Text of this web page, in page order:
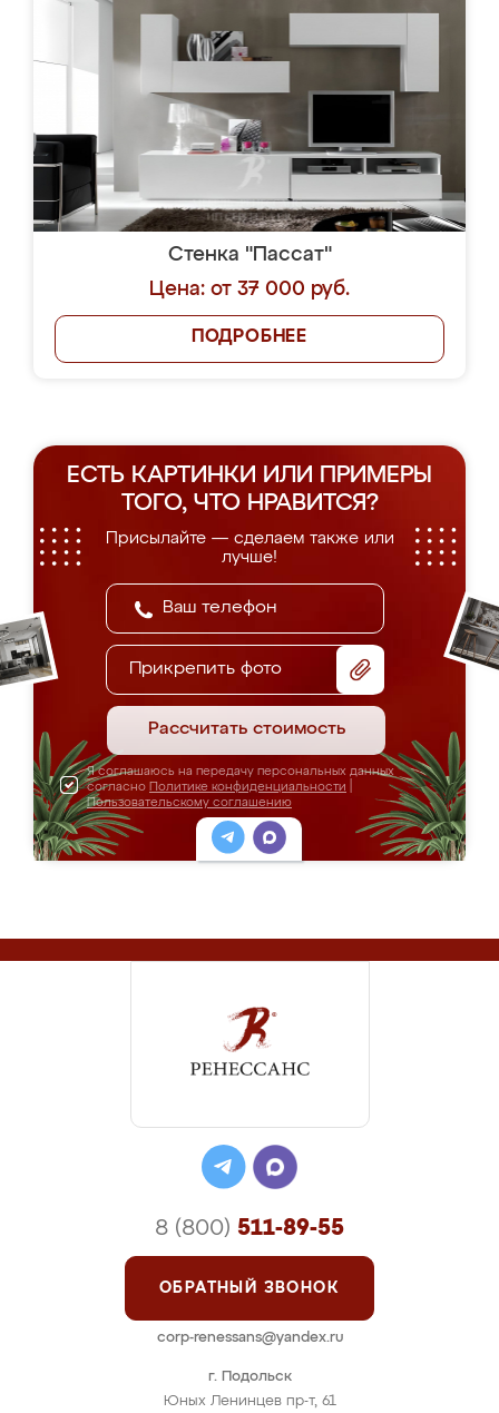
Стенка "Пассат"
Цена: от 37 000 руб.
ПОДРОБНЕЕ
ЕСТЬ КАРТИНКИ ИЛИ ПРИМЕРЫ
ТОГО, ЧТО НРАВИТСЯ?
Присылайте — сделаем также или
лучше!
Прикрепить фото
Рассчитать стоимость
Я соглашаюсь на передачу персональных данных
согласно Политике конфиденциальности
Пользовательскому соглашению
г. Подольск
Юных Ленинцев пр-т, 61
8 (800) 511-89-55
ОБРАТНЫЙ ЗВОНОК
corp-renessans@yandex.ru